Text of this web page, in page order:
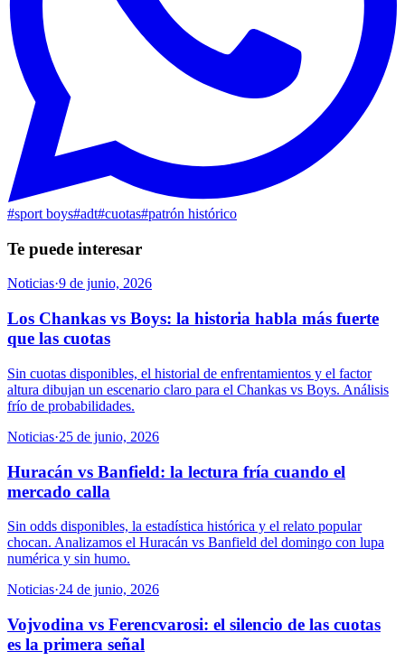
#sport boys#adt#cuotas#patrón histórico
Te puede interesar
Noticias·9 de junio, 2026
Los Chankas vs Boys: la historia habla más fuerte
que las cuotas
Sin cuotas disponibles, el historial de enfrentamientos y el factor
altura dibujan un escenario claro para el Chankas vs Boys. Análisis
frío de probabilidades.
Noticias·25 de junio, 2026
Huracán vs Banfield: la lectura fría cuando el
mercado calla
Sin odds disponibles, la estadística histórica y el relato popular
chocan. Analizamos el Huracán vs Banfield del domingo con lupa
numérica y sin humo.
Noticias·24 de junio, 2026
Vojvodina vs Ferencvarosi: el silencio de las cuotas
es la primera señal